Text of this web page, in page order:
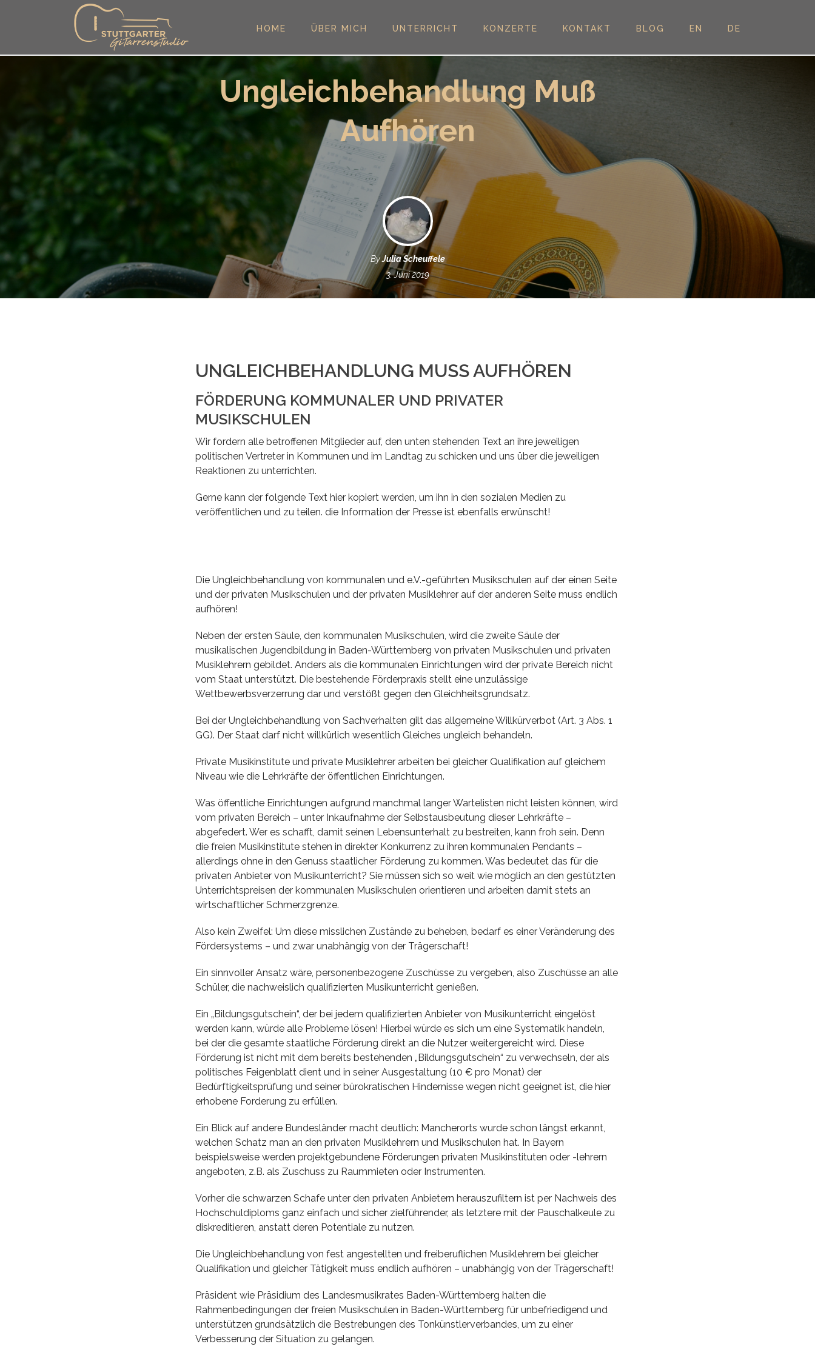
HOME ÜBER MICH UNTERRICHT KONZERTE KONTAKT BLOG EN DE
Ungleichbehandlung Muß
Aufhören
ByJulia Scheuffele
3. Juni 2019
UNGLEICHBEHANDLUNG MUSS AUFHÖREN
FÖRDERUNG KOMMUNALER UND PRIVATER
MUSIKSCHULEN
Wir fordern alle betroffenen Mitglieder auf, den unten stehenden Text an ihre jeweiligen
politischen Vertreter in Kommunen und im Landtag zu schicken und uns über die jeweiligen
Reaktionen zu unterrichten.
Gerne kann der folgende Text hier kopiert werden, um ihn in den sozialen Medien zu
veröffentlichen und zu teilen. die Information der Presse ist ebenfalls erwünscht!
Die Ungleichbehandlung von kommunalen und e.V.-geführten Musikschulen auf der einen Seite
und der privaten Musikschulen und der privaten Musiklehrer auf der anderen Seite muss endlich
aufhören!
Neben der ersten Säule, den kommunalen Musikschulen, wird die zweite Säule der
musikalischen Jugendbildung in Baden-Württemberg von privaten Musikschulen und privaten
Musiklehrern gebildet. Anders als die kommunalen Einrichtungen wird der private Bereich nicht
vom Staat unterstützt. Die bestehende Förderpraxis stellt eine unzulässige
Wettbewerbsverzerrung dar und verstößt gegen den Gleichheitsgrundsatz.
Bei der Ungleichbehandlung von Sachverhalten gilt das allgemeine Willkürverbot (Art. 3 Abs. 1
GG). Der Staat darf nicht willkürlich wesentlich Gleiches ungleich behandeln.
Private Musikinstitute und private Musiklehrer arbeiten bei gleicher Qualifikation auf gleichem
Niveau wie die Lehrkräfte der öffentlichen Einrichtungen.
Was öffentliche Einrichtungen aufgrund manchmal langer Wartelisten nicht leisten können, wird
vom privaten Bereich – unter Inkaufnahme der Selbstausbeutung dieser Lehrkräfte –
abgefedert. Wer es schafft, damit seinen Lebensunterhalt zu bestreiten, kann froh sein. Denn
die freien Musikinstitute stehen in direkter Konkurrenz zu ihren kommunalen Pendants –
allerdings ohne in den Genuss staatlicher Förderung zu kommen. Was bedeutet das für die
privaten Anbieter von Musikunterricht? Sie müssen sich so weit wie möglich an den gestützten
Unterrichtspreisen der kommunalen Musikschulen orientieren und arbeiten damit stets an
wirtschaftlicher Schmerzgrenze.
Also kein Zweifel: Um diese misslichen Zustände zu beheben, bedarf es einer Veränderung des
Fördersystems – und zwar unabhängig von der Trägerschaft!
Ein sinnvoller Ansatz wäre, personenbezogene Zuschüsse zu vergeben, also Zuschüsse an alle
Schüler, die nachweislich qualifizierten Musikunterricht genießen.
Ein „Bildungsgutschein“, der bei jedem qualifizierten Anbieter von Musikunterricht eingelöst
werden kann, würde alle Probleme lösen! Hierbei würde es sich um eine Systematik handeln,
bei der die gesamte staatliche Förderung direkt an die Nutzer weitergereicht wird. Diese
Förderung ist nicht mit dem bereits bestehenden „Bildungsgutschein“ zu verwechseln, der als
politisches Feigenblatt dient und in seiner Ausgestaltung (10 € pro Monat) der
Bedürftigkeitsprüfung und seiner bürokratischen Hindernisse wegen nicht geeignet ist, die hier
erhobene Forderung zu erfüllen.
Ein Blick auf andere Bundesländer macht deutlich: Mancherorts wurde schon längst erkannt,
welchen Schatz man an den privaten Musiklehrern und Musikschulen hat. In Bayern
beispielsweise werden projektgebundene Förderungen privaten Musikinstituten oder -lehrern
angeboten, z.B. als Zuschuss zu Raummieten oder Instrumenten.
Vorher die schwarzen Schafe unter den privaten Anbietern herauszufiltern ist per Nachweis des
Hochschuldiploms ganz einfach und sicher zielführender, als letztere mit der Pauschalkeule zu
diskreditieren, anstatt deren Potentiale zu nutzen.
Die Ungleichbehandlung von fest angestellten und freiberuflichen Musiklehrern bei gleicher
Qualifikation und gleicher Tätigkeit muss endlich aufhören – unabhängig von der Trägerschaft!
Präsident wie Präsidium des Landesmusikrates Baden-Württemberg halten die
Rahmenbedingungen der freien Musikschulen in Baden-Württemberg für unbefriedigend und
unterstützen grundsätzlich die Bestrebungen des Tonkünstlerverbandes, um zu einer
Verbesserung der Situation zu gelangen.